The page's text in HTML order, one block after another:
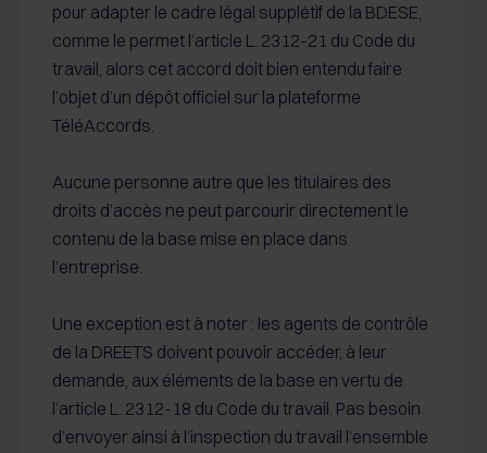
pour adapter le cadre légal supplétif de la BDESE,
comme le permet l’article L. 2312-21 du Code du
travail, alors cet accord doit bien entendu faire
l’objet d’un dépôt officiel sur la plateforme
TéléAccords.
Aucune personne autre que les titulaires des
droits d’accès ne peut parcourir directement le
contenu de la base mise en place dans
l’entreprise.
Une exception est à noter : les agents de contrôle
de la DREETS doivent pouvoir accéder, à leur
demande, aux éléments de la base en vertu de
l’article L. 2312-18 du Code du travail. Pas besoin
d’envoyer ainsi à l’inspection du travail l’ensemble